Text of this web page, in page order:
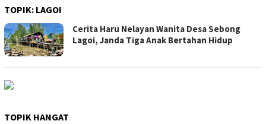
TOPIK: LAGOI
Cerita Haru Nelayan Wanita Desa Sebong
Lagoi, Janda Tiga Anak Bertahan Hidup
TOPIK HANGAT